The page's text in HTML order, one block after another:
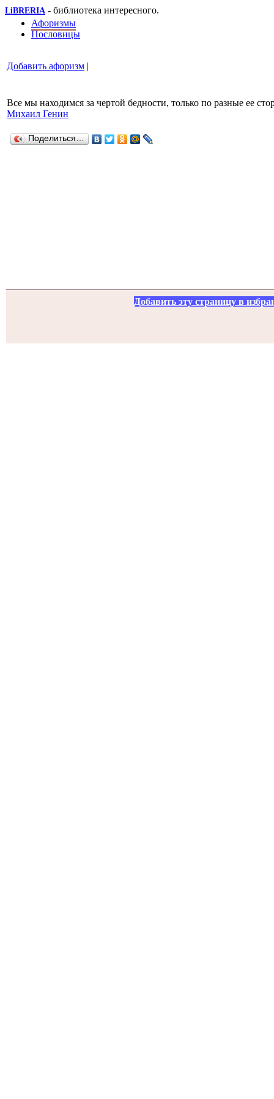
LiBRERIA - библиотека интересного.
Афоризмы
Пословицы
Добавить афоризм |
Все мы находимся за чертой бедности, только по разные ее
Михаил Генин
Поделиться…
Добавить эту страницу в